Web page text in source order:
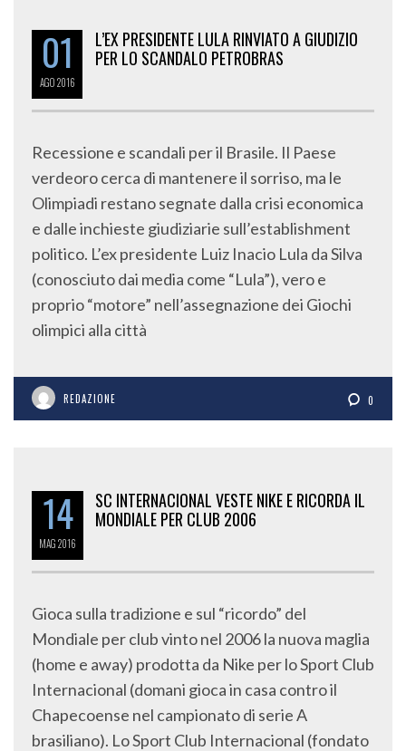
01
AGO2016
L’EX PRESIDENTE LULA RINVIATO A GIUDIZIO
PER LO SCANDALO PETROBRAS
Recessione e scandali per il Brasile. Il Paese
verdeoro cerca di mantenere il sorriso, ma le
Olimpiadi restano segnate dalla crisi economica
e dalle inchieste giudiziarie sull’establishment
politico. L’ex presidente Luiz Inacio Lula da Silva
(conosciuto dai media come “Lula”), vero e
proprio “motore” nell’assegnazione dei Giochi
olimpici alla città
REDAZIONE 0
14
MAG2016
SC INTERNACIONAL VESTE NIKE E RICORDA IL
MONDIALE PER CLUB 2006
Gioca sulla tradizione e sul “ricordo” del
Mondiale per club vinto nel 2006 la nuova maglia
(home e away) prodotta da Nike per lo Sport Club
Internacional (domani gioca in casa contro il
Chapecoense nel campionato di serie A
brasiliano). Lo Sport Club Internacional (fondato